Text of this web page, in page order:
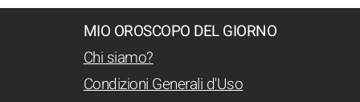
MIO OROSCOPO DEL GIORNO
Chi siamo?
Condizioni Generali d'Uso